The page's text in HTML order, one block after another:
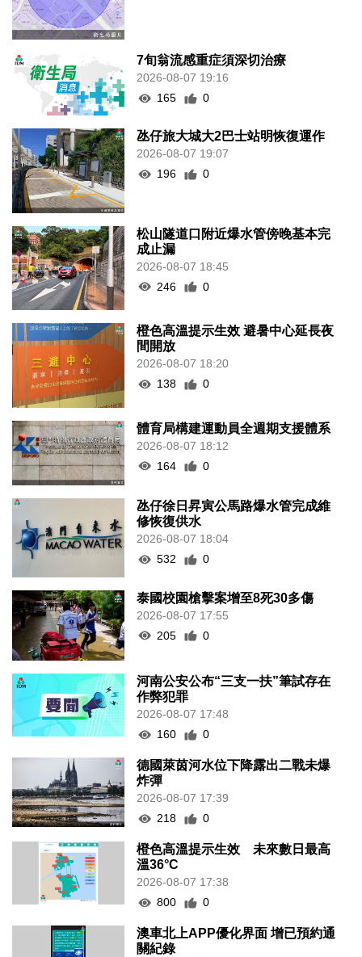
7旬翁流感重症須深切治療
2026-08-07 19:16
165
0
氹仔旅大城大2巴士站明恢復運作
2026-08-07 19:07
196
0
松山隧道口附近爆水管傍晚基本完
成止漏
2026-08-07 18:45
246
0
橙色高溫提示生效 避暑中心延長夜
間開放
2026-08-07 18:20
138
0
體育局構建運動員全週期支援體系
2026-08-07 18:12
164
0
氹仔徐日昇寅公馬路爆水管完成維
修恢復供水
2026-08-07 18:04
532
0
泰國校園槍擊案增至8死30多傷
2026-08-07 17:55
205
0
河南公安公布“三支一扶”筆試存在
作弊犯罪
2026-08-07 17:48
160
0
德國萊茵河水位下降露出二戰未爆
炸彈
2026-08-07 17:39
218
0
橙色高溫提示生效 未來數日最高
溫36°C
2026-08-07 17:38
800
0
澳車北上APP優化界面 增已預約通
關紀錄